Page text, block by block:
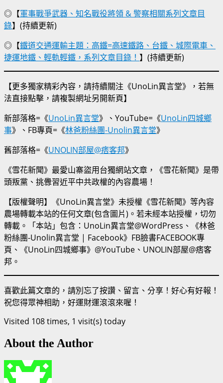
◎【軍事戰爭武器、知名戰役將領 & 警察相關系列文章目
錄】(持續更新)
◎【鐵道交通運輸主題：高鐵=高速鐵路、台鐵、城際電車、
捷運地鐵、輕軌輕鐵，系列文章目錄！ 】(持續更新)
【更多獨家精彩內容，請持續關注《UnoLin異言堂》，若無
法直接點擊，請複製網址另開新頁】
新部落格=《UnoLin異言堂》、YouTube=《UnoLin四城鄉
事》、FB專頁=《林爸粉絲團-Unolin異言堂》
舊部落格=《UNOLIN部屋@痞客邦》
《雪花新聞》最愛山寨盜用台獨網站文章，《雪花新聞》是帶
頭叛黨、挑釁習近平中共政權的內容農場！
【版權聲明】《UnoLin異言堂》未授權《雪花新聞》等內容
農場轉載本站的任何文章(包含圖片)。若未經本站授權，切勿
轉載。「本站」包含：UnoLin異言堂@WordPress、《林爸
粉絲團-Unolin異言堂 | Facebook》FB臉書FACEBOOK專
頁、《UnoLin四城鄉事》@YouTube、UNOLIN部屋@痞客
邦。
喜歡此篇文章的，請別忘了按讚、留言、分享！好心有好報！
祝您得眾神相助，好運財運滾滾來喔！
Visited 108 times, 1 visit(s) today
About the Author